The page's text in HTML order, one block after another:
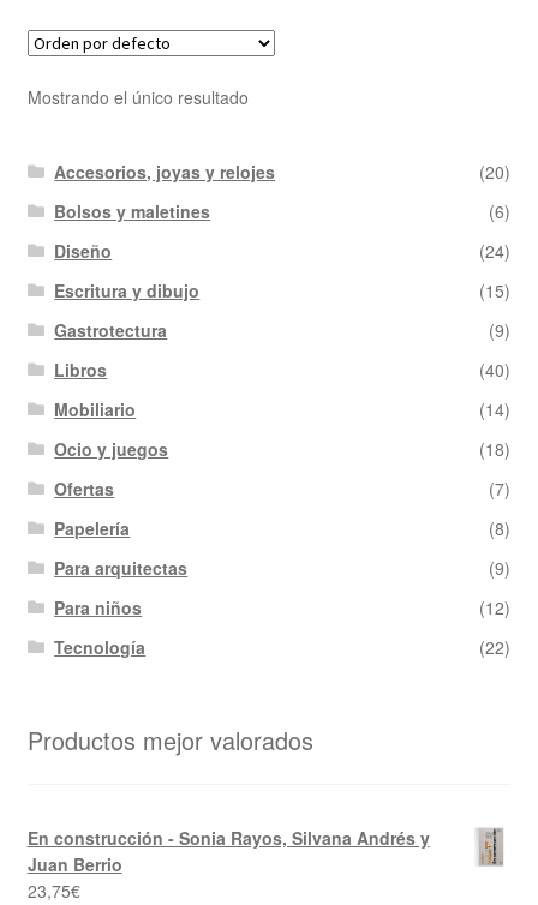
Mostrando el único resultado
Accesorios, joyas y relojes
(20)
Bolsos y maletines
(6)
Diseño
(24)
Escritura y dibujo
(15)
Gastrotectura
(9)
Libros
(40)
Mobiliario
(14)
Ocio y juegos
(18)
Ofertas
(7)
Papelería
(8)
Para arquitectas
(9)
Para niños
(12)
Tecnología
(22)
Productos mejor valorados
En construcción - Sonia Rayos, Silvana Andrés y
Juan Berrio
23,75€